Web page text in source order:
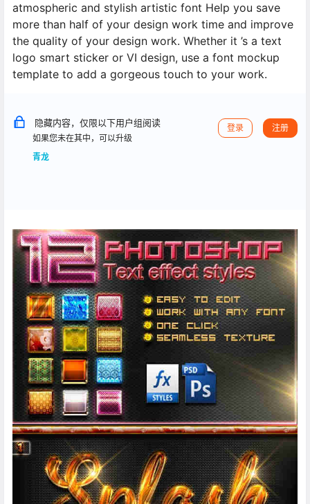
atmospheric and stylish artistic font Help you save
more than half of your design work time and improve
the quality of your design work. Whether it ’s a text
logo smart sticker or VI design, use a font mockup
template to add a gorgeous touch to your work.
隐藏内容，仅限以下用户组阅读
如果您未在其中，可以升级
青龙
登录 注册